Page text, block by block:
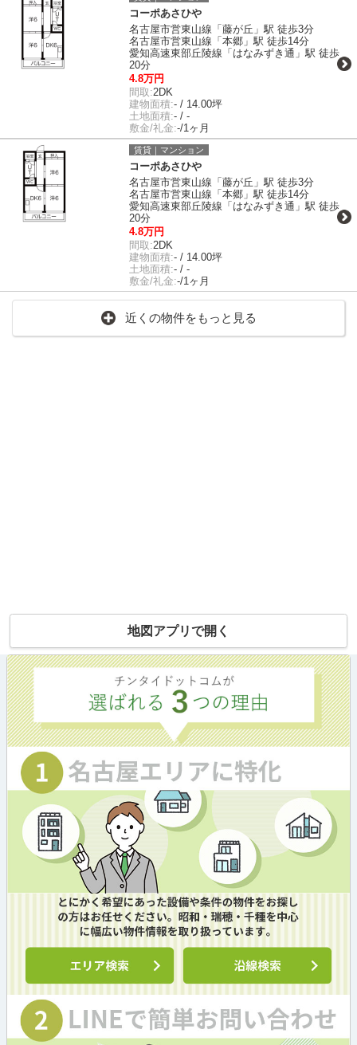
コーポあさひや
名古屋市営東山線「藤が丘」駅 徒歩3分
名古屋市営東山線「本郷」駅 徒歩14分
愛知高速東部丘陵線「はなみずき通」駅 徒歩
20分
4.8万円
間取:2DK
建物面積:- / 14.00坪
土地面積:- / -
敷金/礼金:-/1ヶ月
賃貸｜マンション
コーポあさひや
名古屋市営東山線「藤が丘」駅 徒歩3分
名古屋市営東山線「本郷」駅 徒歩14分
愛知高速東部丘陵線「はなみずき通」駅 徒歩
20分
4.8万円
間取:2DK
建物面積:- / 14.00坪
土地面積:- / -
敷金/礼金:-/1ヶ月
近くの物件をもっと見る
地図アプリで開く